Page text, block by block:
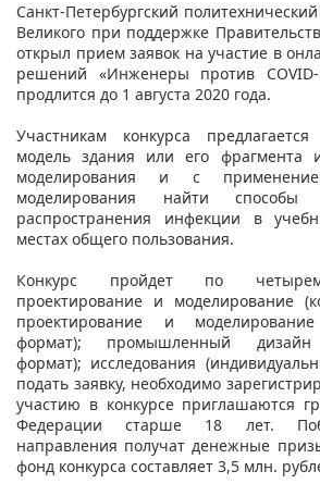
Санкт-Петербургский
Великого при поддержке
открыл прием заявок на участие в
решений «Инженеры против
продлится до 1 августа 2020 года.
Участникам конкурса
модель здания или его
моделирования и с
моделирования найти способы
распространения инфекции в
местах общего пользования.
Конкурс пройдет по
проектирование и моделирование
проектирование и
формат); промышленный дизайн
формат); исследования
подать заявку, необходимо
участию в конкурсе приглашаются
Федерации старше 18 лет.
направления получат денежные
фонд конкурса составляет 3,5 млн.